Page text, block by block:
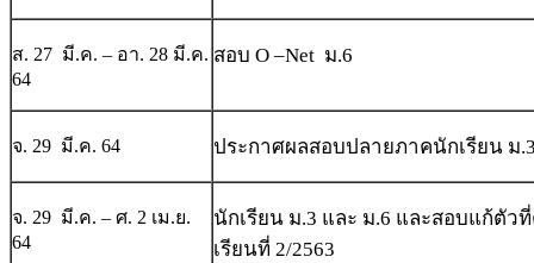
ส. 27 มี.ค. – อา. 28 มี.ค.
64
สอบ O –Net ม.6
จ. 29 มี.ค. 64 ประกาศผลสอบปลายภาคนักเรียน ม
จ. 29 มี.ค. – ศ. 2 เม.ย.
64
นักเรียน ม.3 และ ม.6 และสอบแก้ตัว
เรียนที่ 2/2563